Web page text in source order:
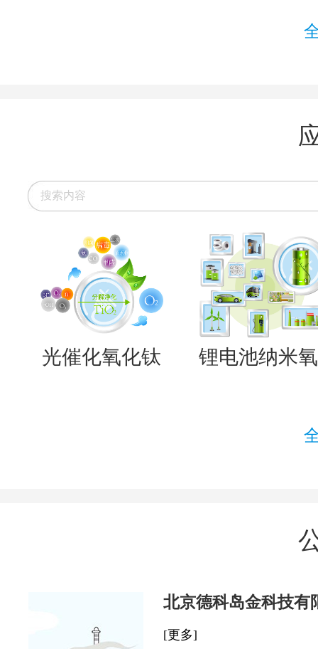
光催化氧化钛 锂电池纳米
北京德科岛金科技有
[更多]